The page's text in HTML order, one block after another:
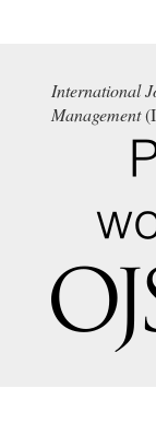
International
Management